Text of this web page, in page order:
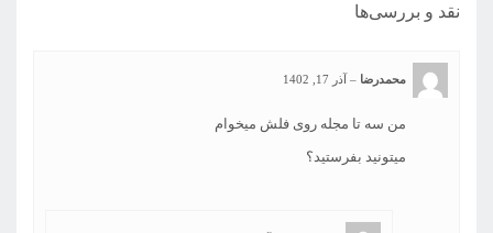
نقد و بررسی‌ها
محمدرضا – آذر 17, 1402
من سه تا مجله روی فلش میخوام
میتونید بفرستید؟